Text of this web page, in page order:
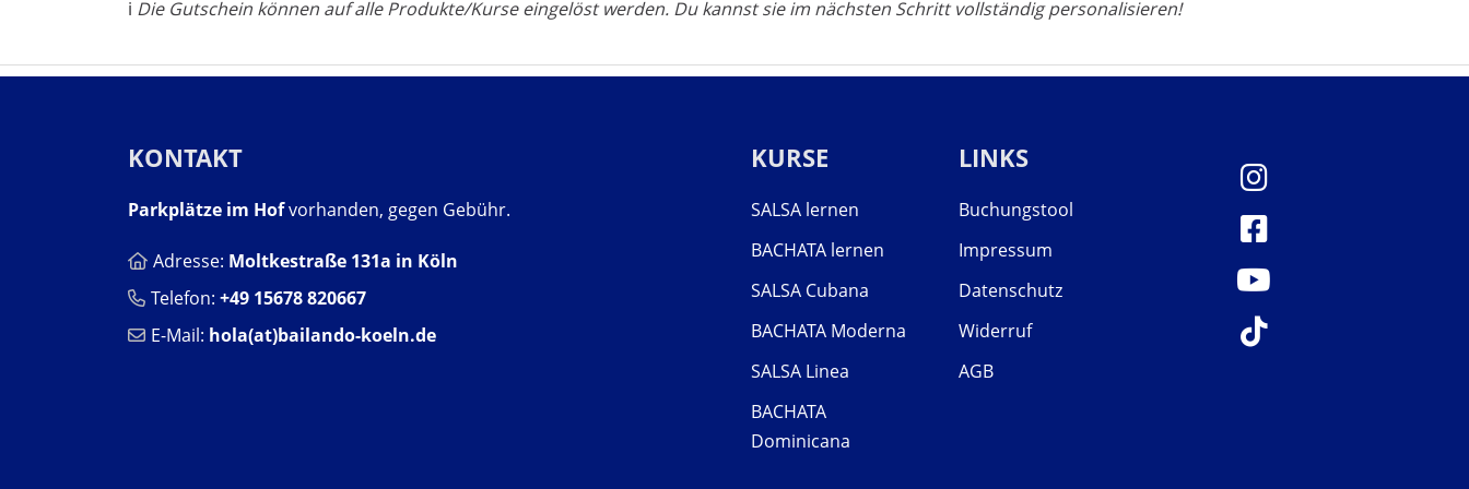
ℹ︎ Die Gutschein können auf alle Produkte/Kurse eingelöst werden. Du kannst sie im nächsten Schritt vollständig personalisieren!
KONTAKT
Parkplätze im Hofvorhanden, gegen Gebühr.
Adresse: Moltkestraße 131a in Köln
Telefon: +49 15678 820667
E-Mail: hola(at)bailando-koeln.de
KURSE
SALSA lernen
BACHATA lernen
SALSA Cubana
BACHATA Moderna
SALSA Linea
BACHATA
Dominicana
LINKS
Buchungstool
Impressum
Datenschutz
Widerruf
AGB